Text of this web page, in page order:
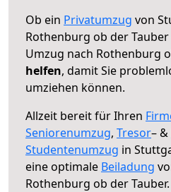
Ob ein Privatumzug von
Rothenburg ob der
Umzug nach Rothenburg
helfen, damit Sie
umziehen können.
Allzeit bereit für Ihren
Seniorenumzug, Tresor– &
Studentenumzug in
eine optimale Beiladung
Rothenburg ob der Tauber.